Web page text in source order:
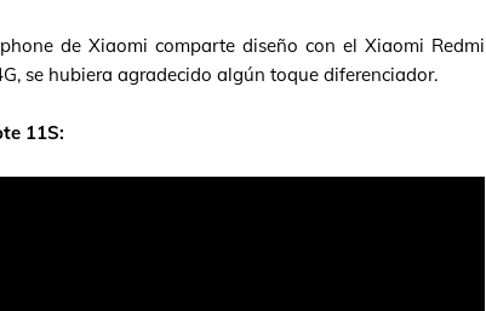
de Xiaomi comparte diseño con el Xiaomi Redmi
se hubiera agradecido algún toque diferenciador.
11S: